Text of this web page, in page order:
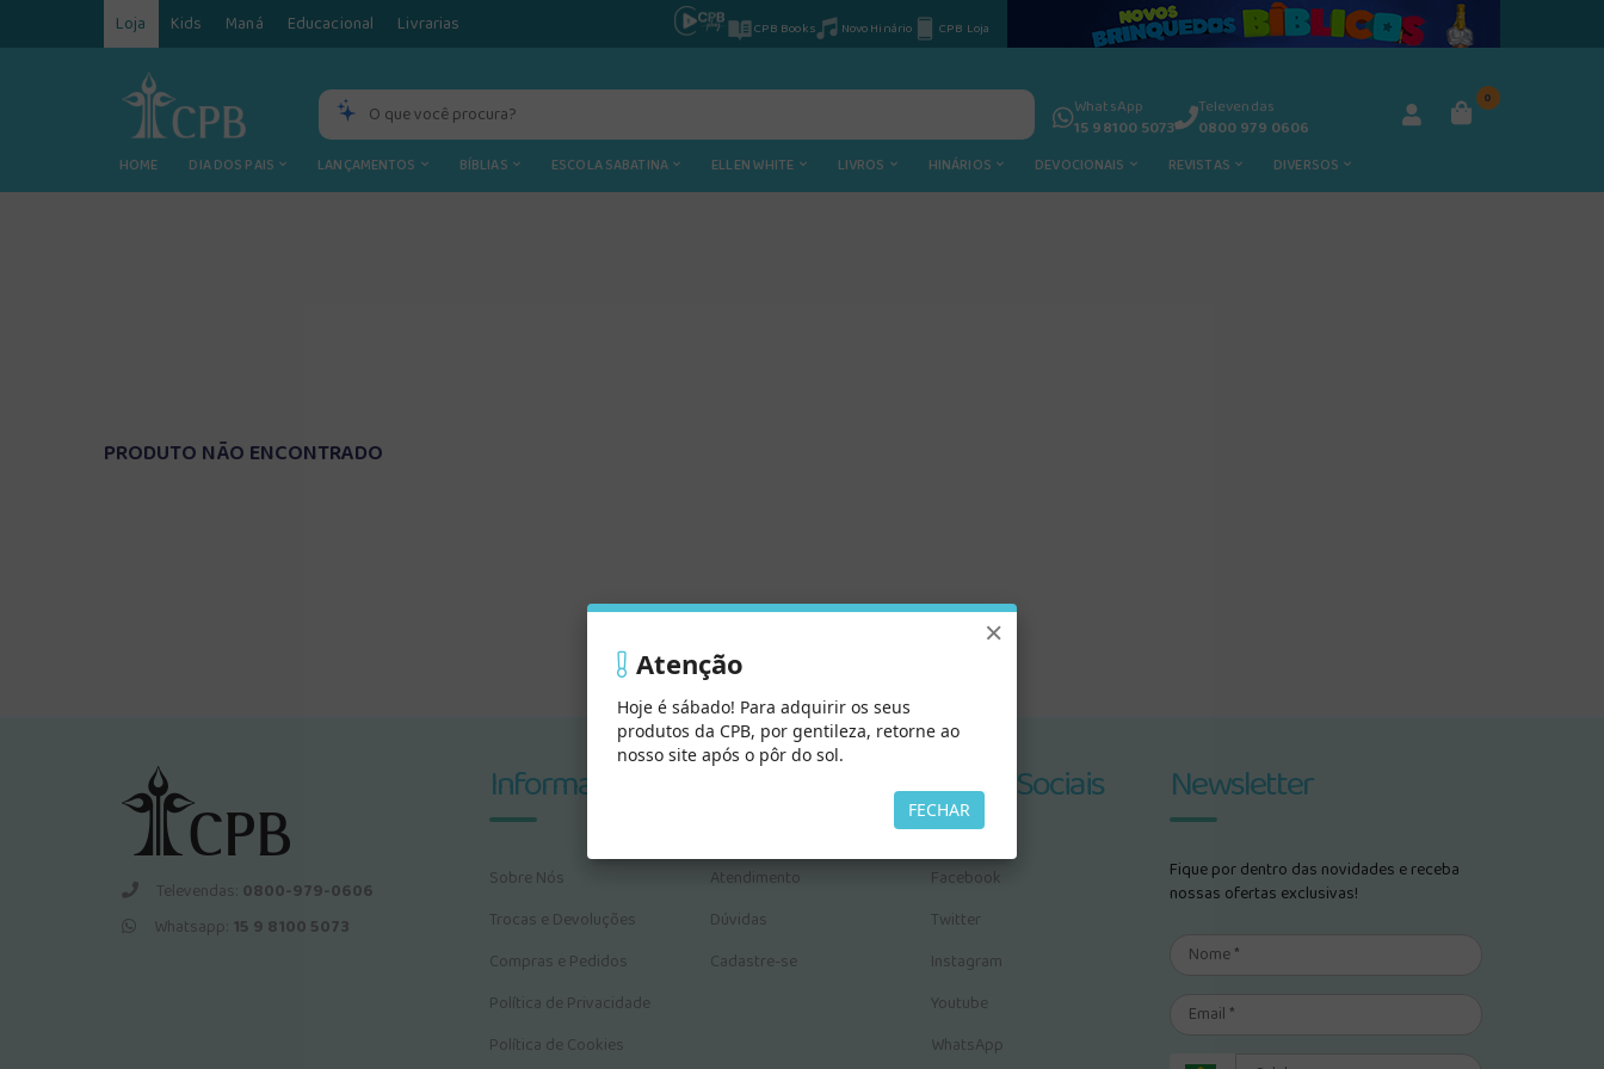
Loja Kids Maná Educacional Livrarias CPB Books Novo Hinário CPB Loja
WhatsApp
15 98100 5073
Televendas
0800 979 0606
0
HOME DIA DOS PAIS LANÇAMENTOS BÍBLIAS ESCOLA SABATINA ELLEN WHITE LIVROS HINÁRIOS DEVOCIONAIS REVISTAS DIVERSOS
PRODUTO NÃO ENCONTRADO
Televendas: 0800-979-0606
Whatsapp: 15 9 8100 5073
Informações
Sobre Nós
Trocas e Devoluções
Compras e Pedidos
Política de Privacidade
Política de Cookies
Serviços
Atendimento
Dúvidas
Cadastre-se
Redes Sociais
Facebook
Twitter
Instagram
Youtube
WhatsApp
Newsletter
Fique por dentro das novidades e receba
nossas ofertas exclusivas!
×
Atenção
Hoje é sábado! Para adquirir os seus
produtos da CPB, por gentileza, retorne ao
nosso site após o pôr do sol.
FECHAR